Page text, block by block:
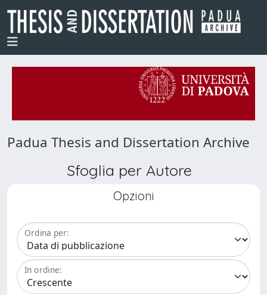
Padua Thesis and Dissertation Archive
Sfoglia per Autore
Opzioni
Ordina per:
In ordine: